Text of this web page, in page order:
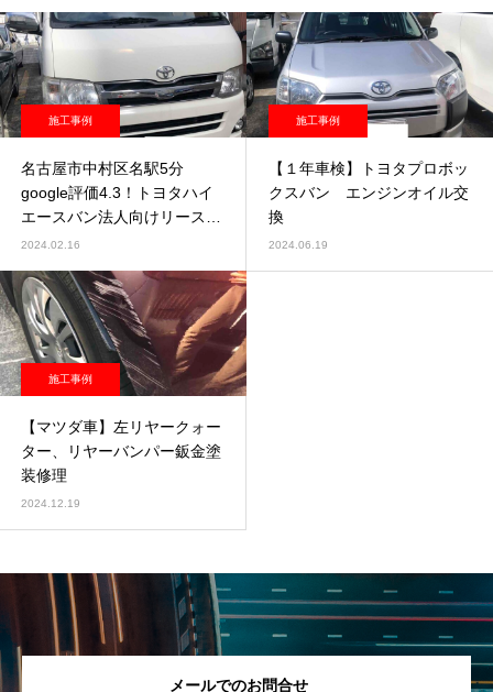
施工事例
名古屋市中村区名駅5分
google評価4.3！トヨタハイ
エースバン法人向けリース車
両やってます
2024.02.16
施工事例
【１年車検】トヨタプロボッ
クスバン エンジンオイル交
換
2024.06.19
施工事例
【マツダ車】左リヤークォー
ター、リヤーバンパー鈑金塗
装修理
2024.12.19
メールでのお問合せ